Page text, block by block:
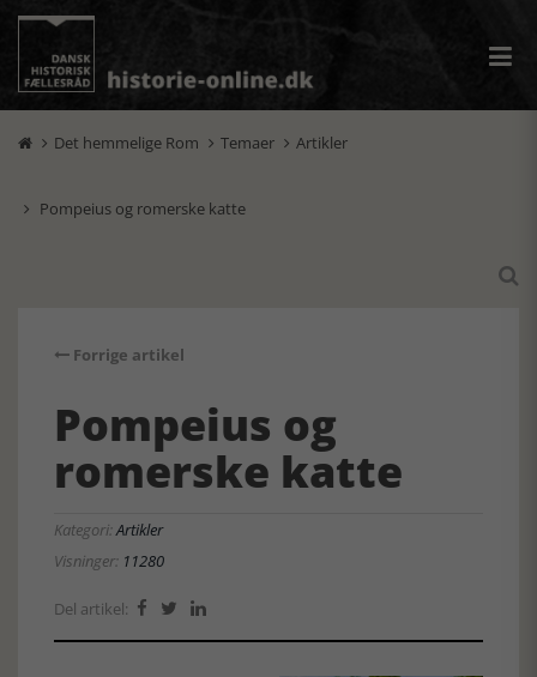
 Det hemmelige Rom  Temaer  Artikler
 Pompeius og romerske katte

Forrige artikel
Pompeius og
romerske katte
Kategori:Artikler
Visninger: 11280
Del artikel:   